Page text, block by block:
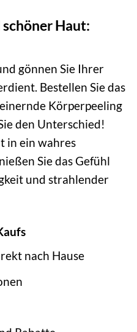
Haut:
gönnen Sie Ihrer
Bestellen Sie das
Körperpeeling
den Unterschied!
in ein wahres
Sie das Gefühl
und strahlender
nach Hause